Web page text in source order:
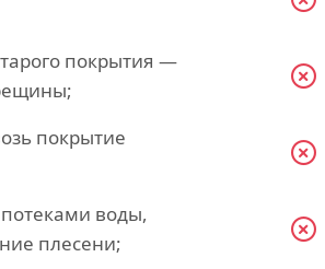
покрытия —
покрытие
потеками воды,
плесени;